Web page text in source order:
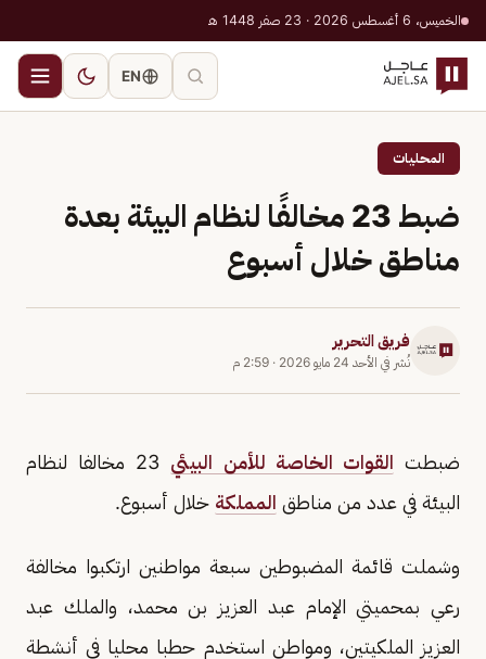
الخميس، 6 أغسطس 2026 · 23 صفر 1448 هـ
EN
المحليات
ضبط 23 مخالفًا لنظام البيئة بعدة
مناطق خلال أسبوع
فريق التحرير
نُشر في الأحد 24 مايو 2026 · 2:59 م
ضبطت القوات الخاصة للأمن البيئي
23 مخالفا لنظام
البيئة في عدد من مناطق المملكة خلال أسبوع.
وشملت قائمة المضبوطين سبعة مواطنين ارتكبوا مخالفة
رعي بمحميتي الإمام عبد العزيز بن محمد، والملك عبد
العزيز الملكيتين، ومواطن استخدم حطبا محليا في أنشطة